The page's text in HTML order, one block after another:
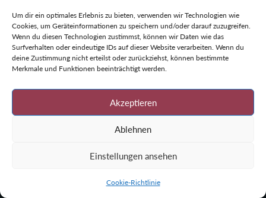
Um dir ein optimales Erlebnis zu bieten, verwenden wir Technologien wie
Cookies, um Geräteinformationen zu speichern und/oder darauf zuzugreifen.
Wenn du diesen Technologien zustimmst, können wir Daten wie das
Surfverhalten oder eindeutige IDs auf dieser Website verarbeiten. Wenn du
deine Zustimmung nicht erteilst oder zurückziehst, können bestimmte
Merkmale und Funktionen beeinträchtigt werden.
Akzeptieren
Ablehnen
Einstellungen ansehen
Cookie-Richtlinie
Hiermit widerrufe(n) ich/wir (*) den von mir/uns (*)
abgeschlossenen Vertrag über den
Kauf der folgenden Waren (*)/die Erbringung der
______________________________________________________
_______________________________________________________